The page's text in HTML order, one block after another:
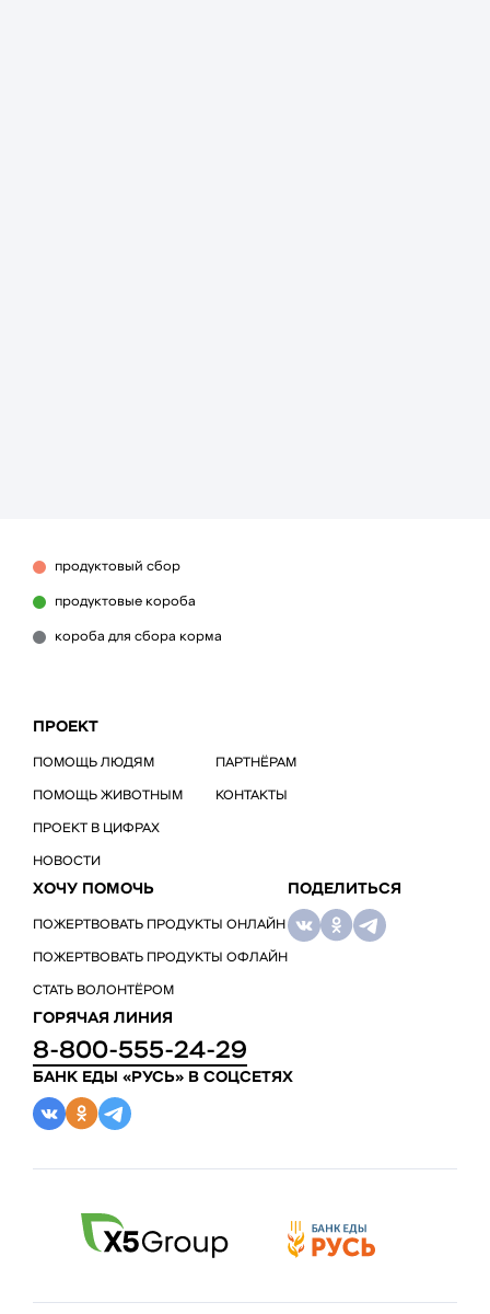
продуктовый сбор
продуктовые короба
короба для сбора корма
ПРОЕКТ
ПОМОЩЬ ЛЮДЯМ
ПОМОЩЬ ЖИВОТНЫМ
ПРОЕКТ В ЦИФРАХ
НОВОСТИ
ПАРТНЁРАМ
КОНТАКТЫ
ХОЧУ ПОМОЧЬ
ПОЖЕРТВОВАТЬ ПРОДУКТЫ ОНЛАЙН
ПОЖЕРТВОВАТЬ ПРОДУКТЫ ОФЛАЙН
СТАТЬ ВОЛОНТЁРОМ
ПОДЕЛИТЬСЯ
ГОРЯЧАЯ ЛИНИЯ
8-800-555-24-29
БАНК ЕДЫ «РУСЬ» В СОЦСЕТЯХ